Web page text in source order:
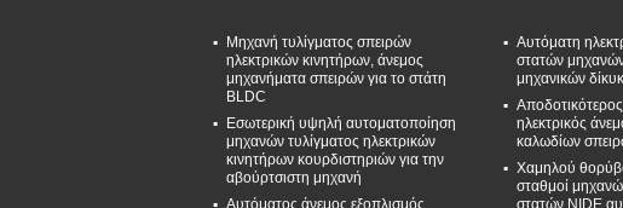
Μηχανή τυλίγματος σπειρών
ηλεκτρικών κινητήρων, άνεμος
μηχανήματα σπειρών για το στάτη
BLDC
Εσωτερική υψηλή αυτοματοποίηση
μηχανών τυλίγματος ηλεκτρικών
κινητήρων κουρδιστηριών για την
αβούρτσιστη μηχανή
Αυτόματος άνεμος εξοπλισμός
Αυτόματη
στατών
μηχανικών
ηλεκτρικός
καλωδίων
Χαμηλού
σταθμοί
στατών NIDE